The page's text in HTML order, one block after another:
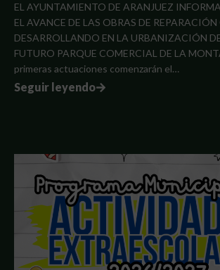
EL AYUNTAMIENTO DE ARANJUEZ
EL AVANCE DE LAS OBRAS DE REPARACIÓN
DESARROLLANDO EN LA URBANIZACIÓN
FUTURO PARQUE COMERCIAL DE LA
primeras actuaciones comenzarán el…
Seguir leyendo